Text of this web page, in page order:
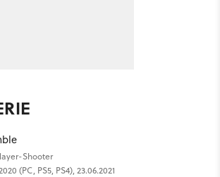
Shooter
(PC, PS5, PS4), 23.06.2021